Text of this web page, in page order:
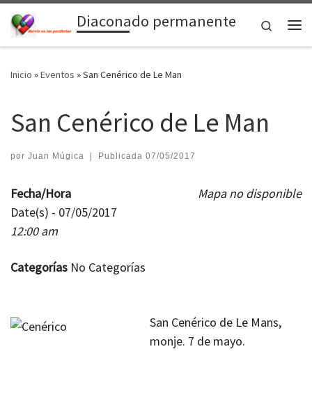
Saltar al contenidoDiaconado permanente
Search
Inicio »Eventos »San Cenérico de Le Man
San Cenérico de Le Man
por Juan Múgica | Publicada 07/05/2017
Mapa no disponible
Fecha/Hora
Date(s) - 07/05/2017
12:00 am
Categorías No Categorías
San Cenérico de Le Mans,
monje. 7 de mayo.